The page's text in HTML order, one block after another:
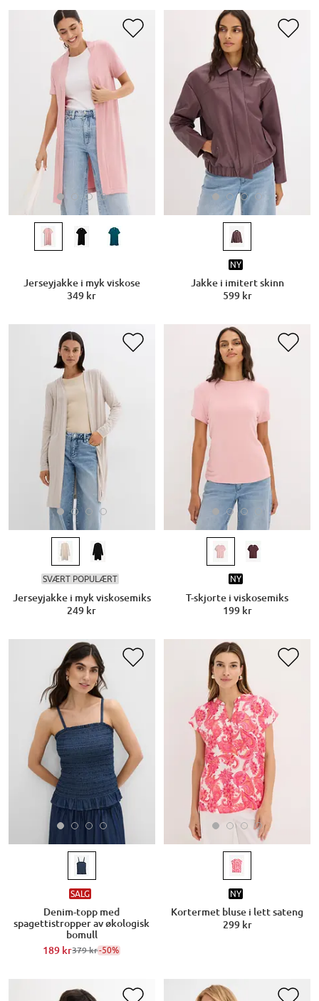
Jerseyjakke i myk viskose
349 kr
NY
Jakke i imitert skinn
599 kr
SVÆRT POPULÆRT
Jerseyjakke i myk viskosemiks
249 kr
NY
T-skjorte i viskosemiks
199 kr
SALG
Denim-topp med
spagettistropper av økologisk
bomull
189 kr379 kr-50%
NY
Kortermet bluse i lett sateng
299 kr